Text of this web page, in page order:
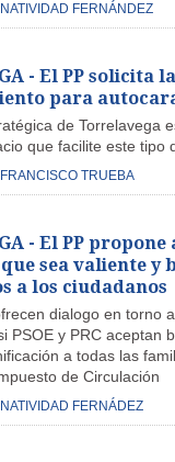
NATIVIDAD FERNÁNDEZ
- El PP solicita
para
de Torrelavega
que facilite este tipo
FRANCISCO TRUEBA
- El PP
sea valiente y
a los ciudadanos
dialogo en torno
PSOE y PRC aceptan
a todas las
de Circulación
NATIVIDAD FERNÁDEZ